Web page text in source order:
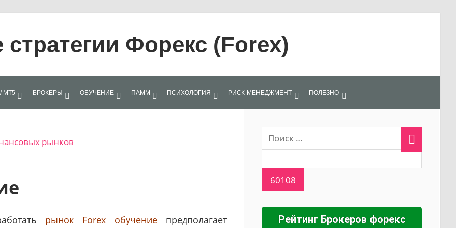
Форекс (Forex)
МТ5 БРОКЕРЫ ОБУЧЕНИЕ ПАММ ПСИХОЛОГИЯ РИСК-МЕНЕДЖМЕНТ ПОЛЕЗНО
рынков
рынок Forex обучение предполагает
Рейтинг Брокеров форекс